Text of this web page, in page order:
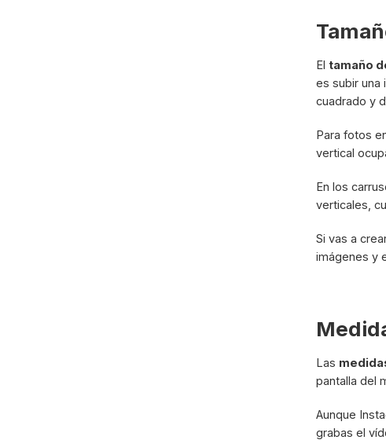
El tamaño
es subir una
cuadrado y
Para fotos
vertical
En los
verticales,
Si vas a
imágenes y
Las
pantalla del
Aunque
grabas el